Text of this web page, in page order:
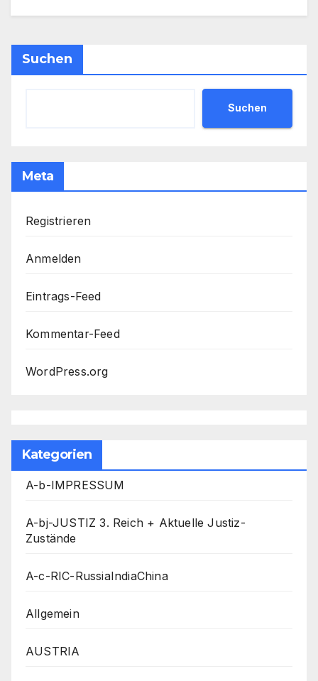
Suchen
Suchen
Meta
Registrieren
Anmelden
Eintrags-Feed
Kommentar-Feed
WordPress.org
Kategorien
A-b-IMPRESSUM
A-bj-JUSTIZ 3. Reich + Aktuelle Justiz-
Zustände
A-c-RIC-RussiaIndiaChina
Allgemein
AUSTRIA